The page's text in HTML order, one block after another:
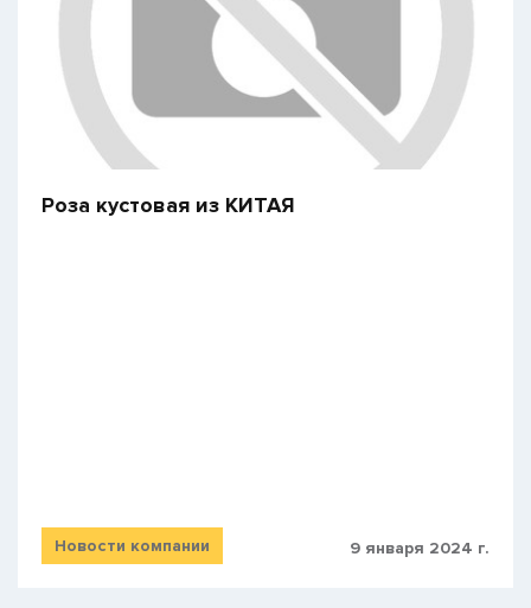
Роза кустовая из КИТАЯ
Новости компании 9 января 2024 г.